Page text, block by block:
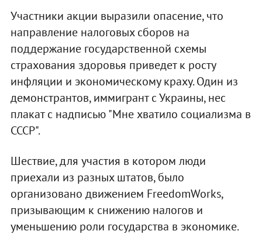
Участники акции выразили опасение, что
направление налоговых сборов на
поддержание государственной схемы
страхования здоровья приведет к росту
инфляции и экономическому краху. Один из
демонстрантов, иммигрант с Украины, нес
плакат с надписью "Мне хватило социализма в
СССР".
Шествие, для участия в котором люди
приехали из разных штатов, было
организовано движением FreedomWorks,
призывающим к снижению налогов и
уменьшению роли государства в экономике.